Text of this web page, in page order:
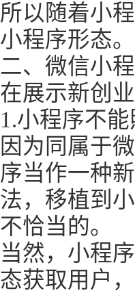
所以随着小
小程序形态。
二、微信小
在展示新创
1.小程序不
因为同属于
序当作一种
法，移植到
不恰当的。
当然，小程
态获取用户